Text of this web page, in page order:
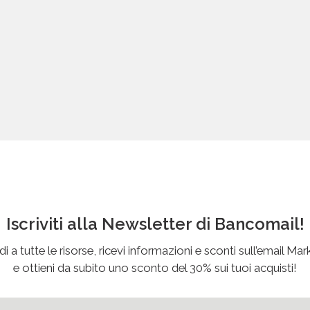
Iscriviti alla Newsletter di Bancomail!
a tutte le risorse, ricevi informazioni e sconti sull’email
e ottieni da subito uno sconto del 30% sui tuoi acquisti!